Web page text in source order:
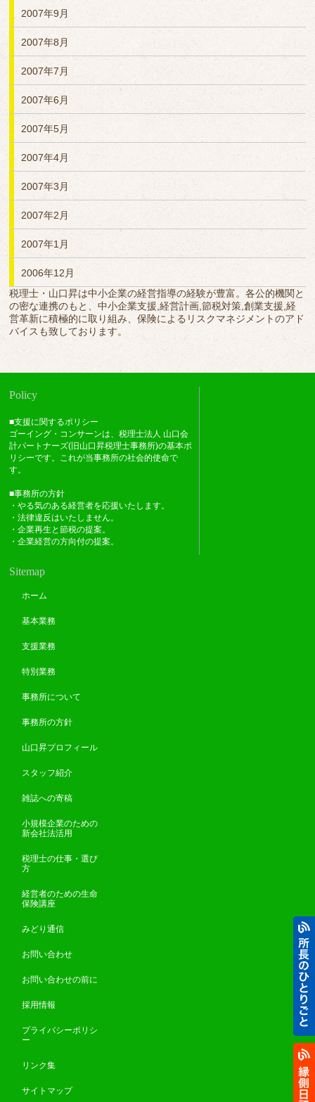
2007年9月
2007年8月
2007年7月
2007年6月
2007年5月
2007年4月
2007年3月
2007年2月
2007年1月
2006年12月
税理士・山口昇は中小企業の経営指導の経験が豊富。各公的機関と
の密な連携のもと、中小企業支援,経営計画,節税対策,創業支援,経
営革新に積極的に取り組み、保険によるリスクマネジメントのアド
バイスも致しております。
Policy
■支援に関するポリシー
ゴーイング・コンサーンは、税理士法人 山口会
計パートナーズ(旧山口昇税理士事務所)の基本ポ
リシーです。これが当事務所の社会的使命で
す。
■事務所の方針
・やる気のある経営者を応援いたします。
・法律違反はいたしません。
・企業再生と節税の提案。
・企業経営の方向付の提案。
Sitemap
ホーム
基本業務
支援業務
特別業務
事務所について
事務所の方針
山口昇プロフィール
スタッフ紹介
雑誌への寄稿
小規模企業のための
新会社法活用
税理士の仕事・選び
方
経営者のための生命
保険講座
みどり通信
お問い合わせ
お問い合わせの前に
採用情報
プライバシーポリシ
ー
リンク集
サイトマップ